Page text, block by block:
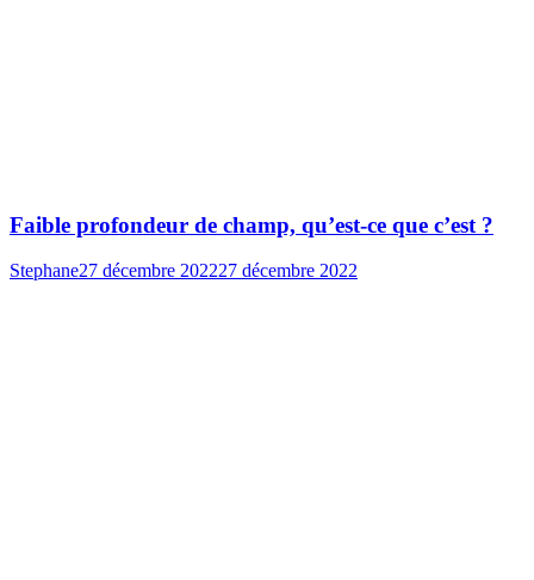
Faible profondeur de champ, qu’est-ce que c’est ?
Stephane27 décembre 202227 décembre 2022